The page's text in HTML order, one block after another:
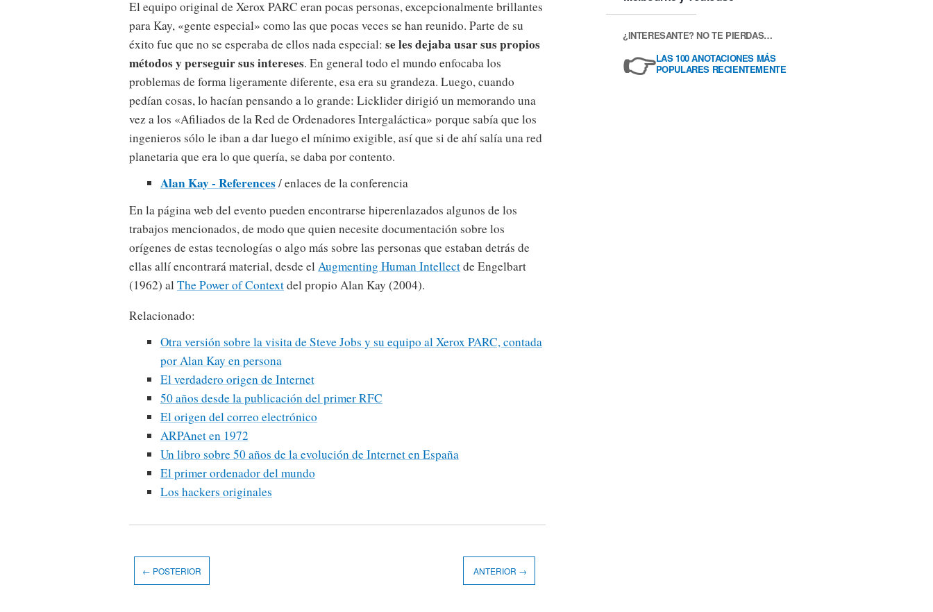
El equipo original de Xerox PARC eran pocas personas, excepcionalmente brillantes
para Kay, «gente especial» como las que pocas veces se han reunido. Parte de su
éxito fue que no se esperaba de ellos nada especial: se les dejaba usar sus propios
métodos y perseguir sus intereses. En general todo el mundo enfocaba los
problemas de forma ligeramente diferente, esa era su grandeza. Luego, cuando
pedían cosas, lo hacían pensando a lo grande: Licklider dirigió un memorando una
vez a los «Afiliados de la Red de Ordenadores Intergaláctica» porque sabía que los
ingenieros sólo le iban a dar luego el mínimo exigible, así que si de ahí salía una red
planetaria que era lo que quería, se daba por contento.
Alan Kay - References/ enlaces de la conferencia
En la página web del evento pueden encontrarse hiperenlazados algunos de los
trabajos mencionados, de modo que quien necesite documentación sobre los
orígenes de estas tecnologías o algo más sobre las personas que estaban detrás de
ellas allí encontrará material, desde elAugmenting Human Intellectde Engelbart
(1962) alThe Power of Contextdel propio Alan Kay (2004).
Relacionado:
Otra versión sobre la visita de Steve Jobs y su equipo al Xerox PARC, contada
por Alan Kay en persona
El verdadero origen de Internet
50 años desde la publicación del primer RFC
El origen del correo electrónico
ARPAnet en 1972
Un libro sobre 50 años de la evolución de Internet en España
El primer ordenador del mundo
Los hackers originales
¿INTERESANTE? NO TE PIERDAS…
👉LAS 100 ANOTACIONES MÁS
POPULARES RECIENTEMENTE
← POSTERIOR ANTERIOR →